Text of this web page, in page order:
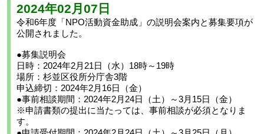
2024年02月07日
令和6年度「NPO活動資金助成」の説明会案内と募集要項が
公開されました。
●募集説明会
日時：2024年2月21日（水）18時～19時
場所：杉並区役所分庁舎3階
申込締切：2024年2月16日（金）
●事前相談期間：2024年2月24日（土）～3月15日（金）
※申請書類の提出に当たっては、事前相談が必須となりま
す。